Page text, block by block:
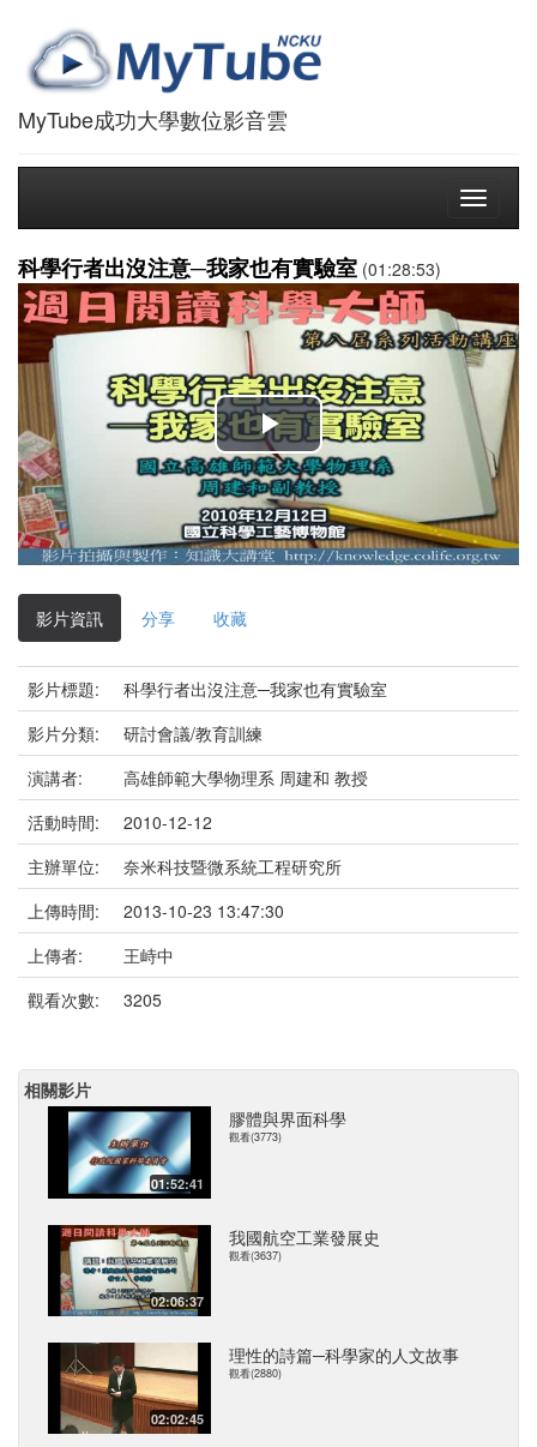
MyTube成功大學數位影音雲
Toggle
科學行者出沒注意─我家也有實驗室 (01:28:53)
播
放
影
影片資訊 分享 收藏
影片標題:
科學行者出沒注意─我家也有實驗室
影片分類:
研討會議/教育訓練
演講者:
高雄師範大學物理系 周建和 教授
活動時間:
2010-12-12
主辦單位:
奈米科技暨微系統工程研究所
上傳時間:
2013-10-23 13:47:30
上傳者:
王峙中
觀看次數:
3205
相關影片
01:52:41
膠體與界面科學
觀看(3773)
02:06:37
我國航空工業發展史
觀看(3637)
02:02:45
理性的詩篇─科學家的人文故事
觀看(2880)